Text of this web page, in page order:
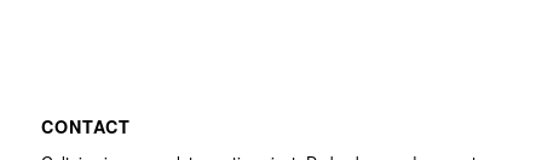
CONTACT